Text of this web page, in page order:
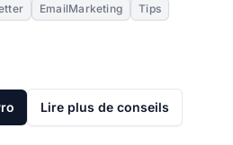
EmailMarketing
Tips
Lire plus de conseils